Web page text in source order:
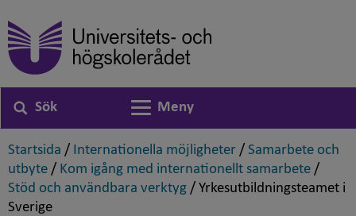
Sök
Växla navigering
Meny
Startsida ,
/ Internationella möjligheter ,
/ Samarbete och
utbyte ,
/ Kom igång med internationellt samarbete ,
/
Stöd och användbara verktyg ,
/ Yrkesutbildningsteamet i
Sverige,